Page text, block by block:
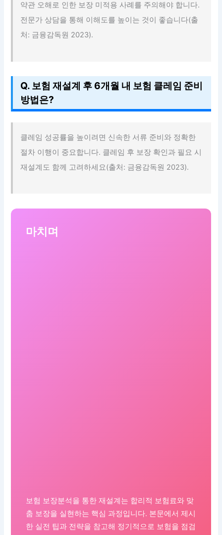
약관 오해로 인한 보장 미적용 사례를 주의해야 합니다.
전문가 상담을 통해 이해도를 높이는 것이 좋습니다(출
처: 금융감독원 2023).
Q. 보험 재설계 후 6개월 내 보험 클레임 준비
방법은?
클레임 성공률을 높이려면 신속한 서류 준비와 정확한
절차 이행이 중요합니다. 클레임 후 보장 확인과 필요 시
재설계도 함께 고려하세요(출처: 금융감독원 2023).
마치며
보험 보장분석을 통한 재설계는 합리적 보험료와 맞
춤 보장을 실현하는 핵심 과정입니다. 본문에서 제시
한 실전 팁과 전략을 참고해 정기적으로 보험을 점검